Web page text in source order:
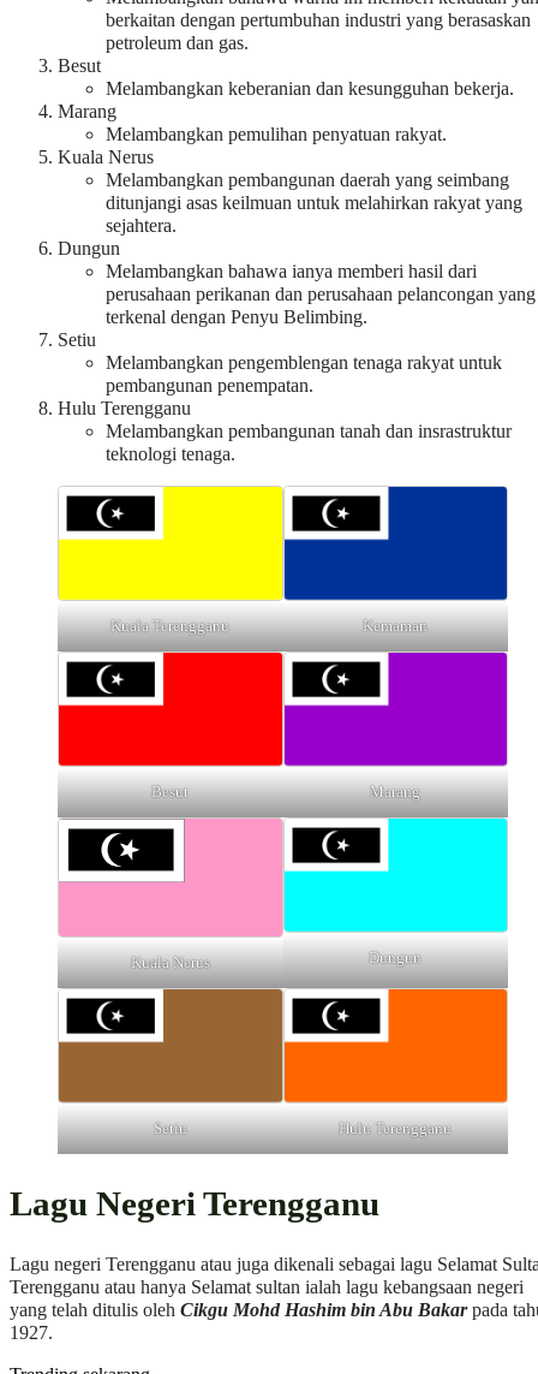
berkaitan dengan pertumbuhan industri yang berasaskan
petroleum dan gas.
Besut
Melambangkan keberanian dan kesungguhan bekerja.
Marang
Melambangkan pemulihan penyatuan rakyat.
Kuala Nerus
Melambangkan pembangunan daerah yang seimbang
ditunjangi asas keilmuan untuk melahirkan rakyat yang
sejahtera.
Dungun
Melambangkan bahawa ianya memberi hasil dari
perusahaan perikanan dan perusahaan pelancongan yang
terkenal dengan Penyu Belimbing.
Setiu
Melambangkan pengemblengan tenaga rakyat untuk
pembangunan penempatan.
Hulu Terengganu
Melambangkan pembangunan tanah dan insrastruktur
teknologi tenaga.
Kuala Terengganu Kemaman
Besut Marang
Kuala Nerus Dungun
Setiu Hulu Terengganu
Lagu Negeri Terengganu
Lagu negeri Terengganu atau juga dikenali sebagai lagu Selamat
Terengganu atau hanya Selamat sultan ialah lagu kebangsaan negeri
yang telah ditulis oleh Cikgu Mohd Hashim bin Abu Bakarpada
1927.